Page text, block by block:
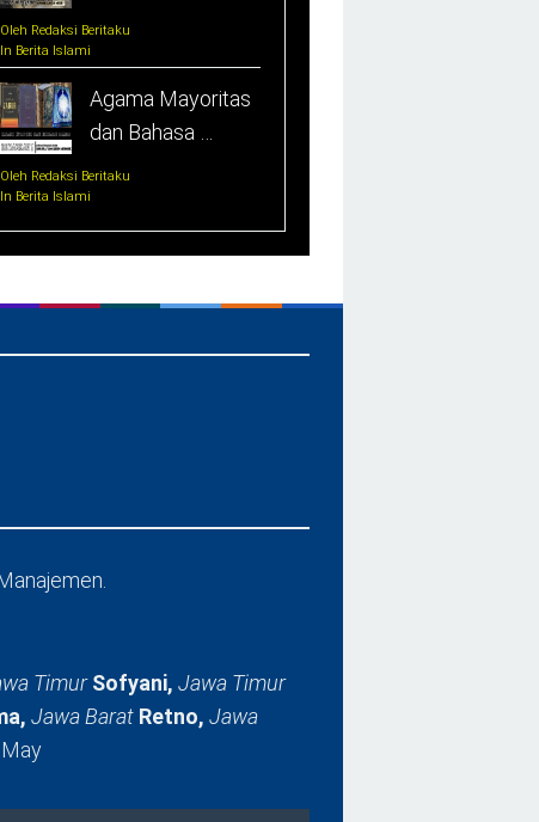
Oleh Redaksi Beritaku
In Berita Islami
Agama Mayoritas
dan Bahasa …
Oleh Redaksi Beritaku
In Berita Islami
TimurSofyani, Jawa Timur
Jawa Barat Retno, Jawa